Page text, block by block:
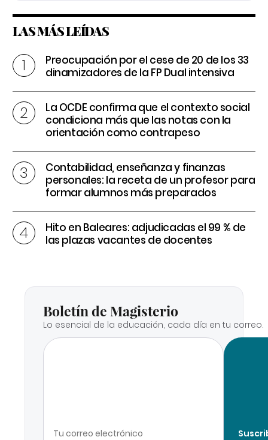
LAS MÁS LEÍDAS
Preocupación por el cese de 20 de los 33
dinamizadores de la FP Dual intensiva
La OCDE confirma que el contexto social
condiciona más que las notas con la
orientación como contrapeso
Contabilidad, enseñanza y finanzas
personales: la receta de un profesor para
formar alumnos más preparados
Hito en Baleares: adjudicadas el 99 % de
las plazas vacantes de docentes
Boletín de Magisterio
Lo esencial de la educación, cada día en tu correo.